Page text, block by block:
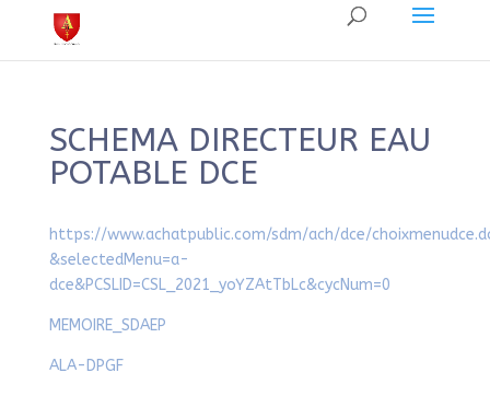
SCHEMA DIRECTEUR EAU
POTABLE DCE
https://www.achatpublic.com/sdm/ach/dce/
&selectedMenu=a-
dce&PCSLID=CSL_2021_yoYZAtTbLc&cycNum=0
MEMOIRE_SDAEP
ALA-DPGF